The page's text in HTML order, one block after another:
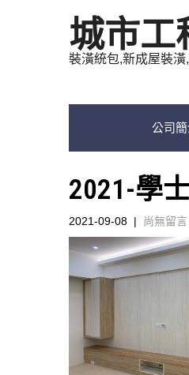
城市工
裝潢統包,新成屋裝
公司
2021-學
2021-09-08 | 尚無留言